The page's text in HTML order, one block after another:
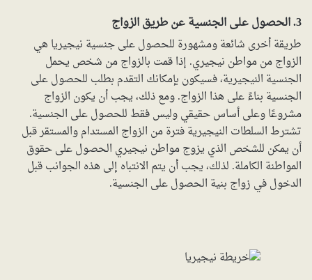
3. الحصول على الجنسية عن طريق الزواج
طريقة أخرى شائعة ومشهورة للحصول على جنسية نيجيريا هي
الزواج من مواطن نيجيري. إذا قمت بالزواج من شخص يحمل
الجنسية النيجيرية، فسيكون بإمكانك التقدم بطلب للحصول على
الجنسية بناءً على هذا الزواج. ومع ذلك، يجب أن يكون الزواج
مشروعًا وعلى أساس حقيقي وليس فقط للحصول على الجنسية.
تشترط السلطات النيجيرية فترة من الزواج المستدام والمستقر قبل
أن يمكن للشخص الذي يزوج مواطن نيجيري الحصول على حقوق
المواطنة الكاملة. لذلك، يجب أن يتم الانتباه إلى هذه الجوانب قبل
الدخول في زواج بنية الحصول على الجنسية.